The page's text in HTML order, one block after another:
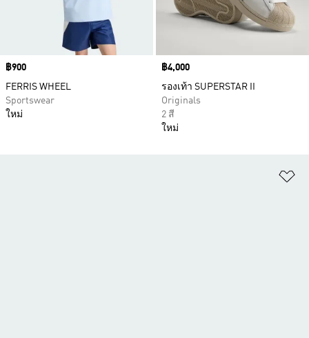
Price
฿900
FERRIS WHEEL
Sportswear
ใหม่
Price
฿4,000
รองเท้า SUPERSTAR II
Originals
2 สี
ใหม่